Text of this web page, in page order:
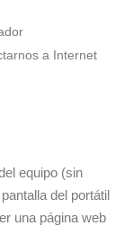
a Internet
equipo (sin
del portátil
una página web